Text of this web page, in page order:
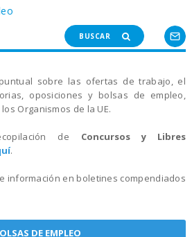
BUSCAR
sobre las ofertas de trabajo, el
oposiciones y bolsas de empleo,
Organismos de la UE.
de Concursos y Libres
.
información en boletines compendiados
DE EMPLEO